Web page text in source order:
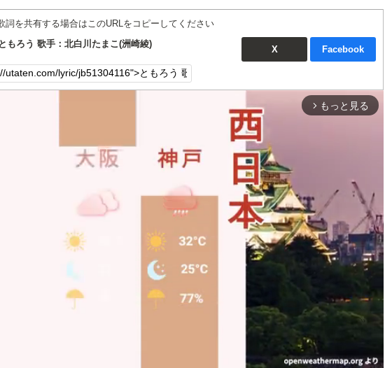
を共有する場合はこのURLをコピーしてください
もろう 歌手：北白川たまこ(洲崎綾)
X Facebook
arrow_forward_ios もっと見る